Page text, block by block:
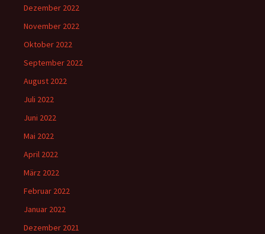
Dezember 2022
November 2022
Oktober 2022
September 2022
August 2022
Juli 2022
Juni 2022
Mai 2022
April 2022
März 2022
Februar 2022
Januar 2022
Dezember 2021